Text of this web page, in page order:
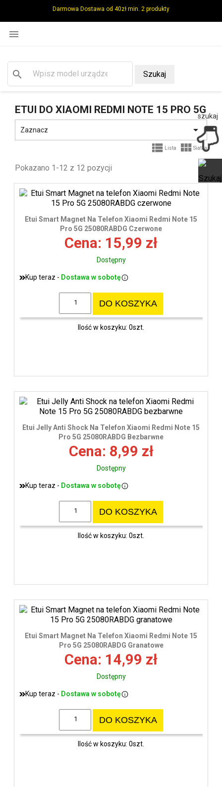
Darmowa Dostawa od 40zł min. 2 produkty

search Szukaj
ETUI DO XIAOMI REDMI NOTE 15 PRO 5G
Zaznacz 
 Lista  Siatka
Pokazano 1-12 z 12 pozycji
Etui Smart Magnet Na Telefon Xiaomi Redmi Note 15
Pro 5G 25080RABDG Czerwone
Cena: 15,99 zł
Dostępny
Kup teraz - Dostawa w sobotę
DO KOSZYKA
Ilość w koszyku: 0szt.
Etui Jelly Anti Shock Na Telefon Xiaomi Redmi Note 15
Pro 5G 25080RABDG Bezbarwne
Cena: 8,99 zł
Dostępny
Kup teraz - Dostawa w sobotę
DO KOSZYKA
Ilość w koszyku: 0szt.
Etui Smart Magnet Na Telefon Xiaomi Redmi Note 15
Pro 5G 25080RABDG Granatowe
Cena: 14,99 zł
Dostępny
Kup teraz - Dostawa w sobotę
DO KOSZYKA
Ilość w koszyku: 0szt.
szukaj